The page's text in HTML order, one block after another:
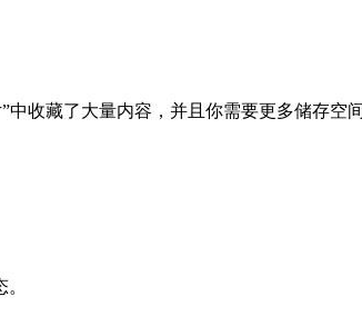
收藏了大量内容，并且你需要更多储存空